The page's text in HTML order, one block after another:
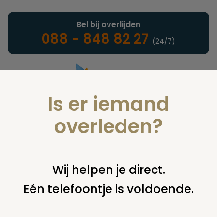
Landelijke uitvaartonderneming
Bel bij overlijden
088 - 848 82 27 (24/7)
U bent hier: home juridisch begraven grafsteen /
weigeren plaatsen grafmonument
Is er iemand
overleden?
Wij helpen je direct.
Eén telefoontje is voldoende.